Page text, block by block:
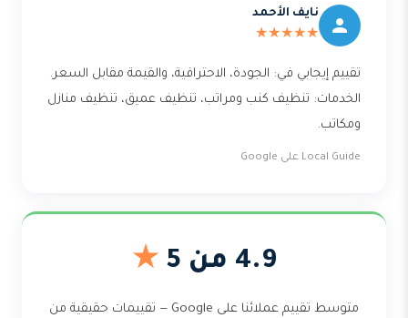
نايف الأحمد
★★★★★
تقييم إيجابي في: الجودة، الاحترافية، والقيمة مقابل السعر.
الخدمات: تنظيف كنب ومراتب، تنظيف عميق، تنظيف منازل
ومكاتب.
Local Guide على Google
4.9 من 5 ★
متوسط تقييم عملائنا على Google — تقييمات حقيقية من